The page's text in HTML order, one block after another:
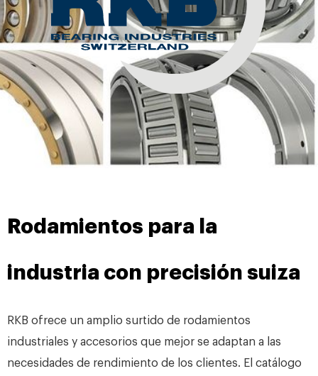
Rodamientos para la
industria con precisión suiza
RKB ofrece un amplio surtido de rodamientos
industriales y accesorios que mejor se adaptan a las
necesidades de rendimiento de los clientes. El catálogo